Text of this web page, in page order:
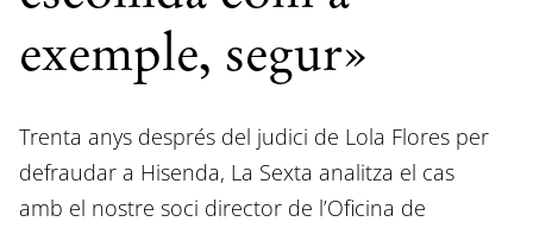
exemple, segur»
Trenta anys després del judici de Lola Flores per
defraudar a Hisenda, La Sexta analitza el cas
amb el nostre soci director de l’Oficina de